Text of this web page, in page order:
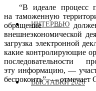
ИНТЕРВЬЮ
ВЫСТАВКИ 2026
“В идеале процесс
на таможенную
обращение —
внешнеэкономической
загрузка электронной
какие контролирующие
последовательности
эту информацию, —
беспокоить”, — отмечает